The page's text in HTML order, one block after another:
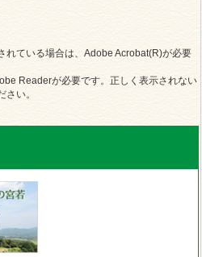
ている場合は、Adobe Acrobat(R)が必要
Readerが必要です。正しく表示されない
さい。